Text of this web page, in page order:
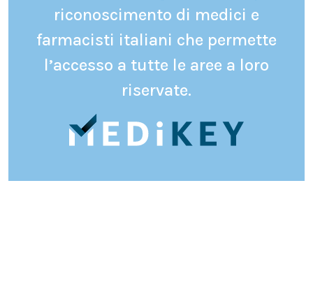
riconoscimento di medici e
farmacisti italiani che permette
l’accesso a tutte le aree a loro
riservate.